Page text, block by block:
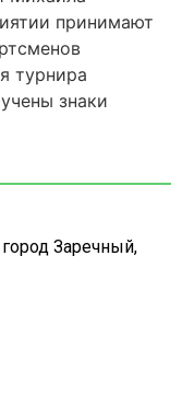
принимают
турнира
знаки
Заречный,